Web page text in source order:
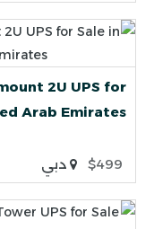
2U UPS for
Arab Emirates
$499 دبي